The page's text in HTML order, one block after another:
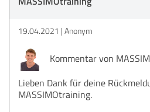
19.04.2021 Anonym
Kommentar von
Lieben Dank für deine
MASSIMOtraining.